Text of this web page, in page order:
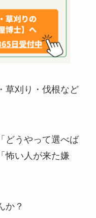
草刈り・伐根など
どうやって選べば
怖い人が来た嫌
か？